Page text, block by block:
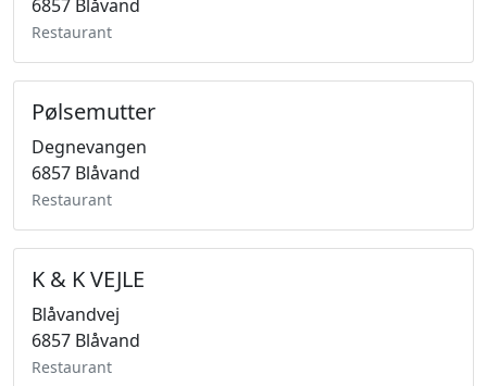
6857 Blåvand
Restaurant
Pølsemutter
Degnevangen
6857 Blåvand
Restaurant
K & K VEJLE
Blåvandvej
6857 Blåvand
Restaurant